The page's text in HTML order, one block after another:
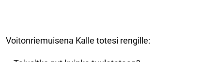
Voitonriemuisena Kalle totesi rengille: